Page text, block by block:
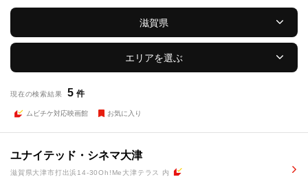
滋賀県
エリアを選ぶ
現在の検索結果 5 件
ムビチケ対応映画館 お気に入り
ユナイテッド・シネマ大津
滋賀県大津市打出浜14-30Oh!Me大津テラス 内